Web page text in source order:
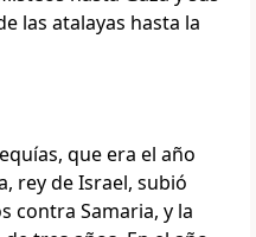
las atalayas hasta la
que era el año
rey de Israel, subió
contra Samaria, y la